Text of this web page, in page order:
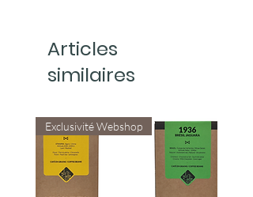
Articles
similaires
Exclusivité Webshop